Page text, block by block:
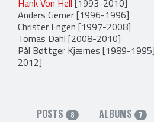
Hank Von Hell [1993-2010]
Anders Gerner[1996-1996]
Christer Engen [1997-2008]
Tomas Dahl [2008-2010]
Pål Bøttger Kjærnes [1989-
2012]
POSTS 8 ALBUMS 7